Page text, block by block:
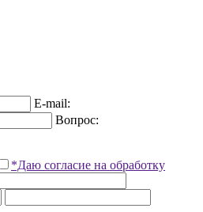
E-mail:
Вопрос:
*Даю согласие на обработку